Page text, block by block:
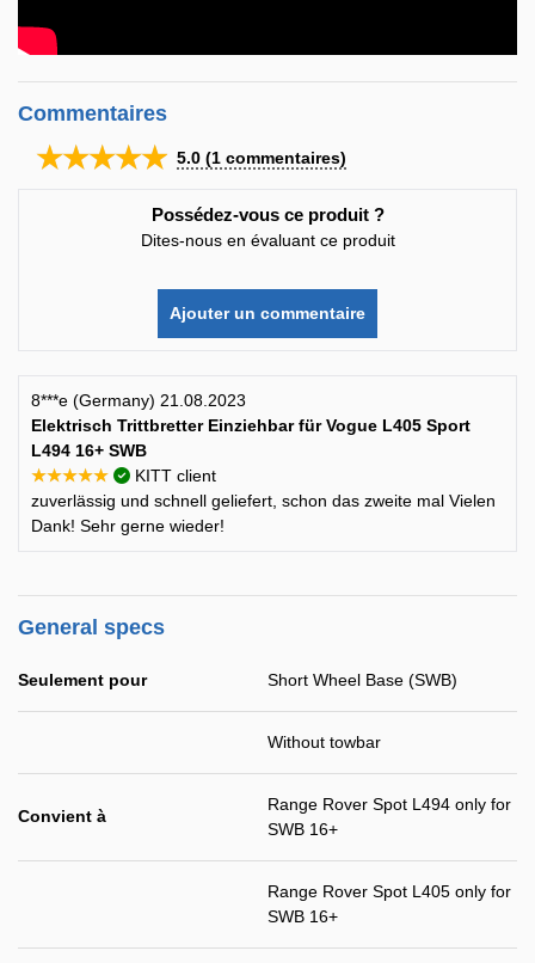
Commentaires
★★★★★ 5.0 (1 commentaires)
Possédez-vous ce produit ?
Dites-nous en évaluant ce produit
Ajouter un commentaire
8***e (Germany) 21.08.2023
Elektrisch Trittbretter Einziehbar für Vogue L405 Sport
L494 16+ SWB
★★★★★
KITT client
zuverlässig und schnell geliefert, schon das zweite mal Vielen
Dank! Sehr gerne wieder!
General specs
Seulement pour Short Wheel Base (SWB)
Without towbar
Convient à
Range Rover Spot L494 only for
SWB 16+
Range Rover Spot L405 only for
SWB 16+